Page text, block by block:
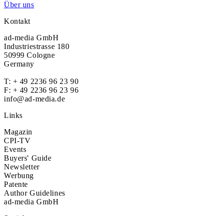
Über uns
Kontakt
ad-media GmbH
Industriestrasse 180
50999 Cologne
Germany
T: + 49 2236 96 23 90
F: + 49 2236 96 23 96
info@ad-media.de
Links
Magazin
CPI-TV
Events
Buyers' Guide
Newsletter
Werbung
Patente
Author Guidelines
ad-media GmbH